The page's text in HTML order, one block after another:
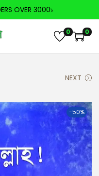
OVER 3000৳
0 0
NEXT
-50%